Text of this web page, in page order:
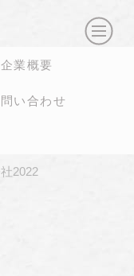
企業概要
い合わせ
2022